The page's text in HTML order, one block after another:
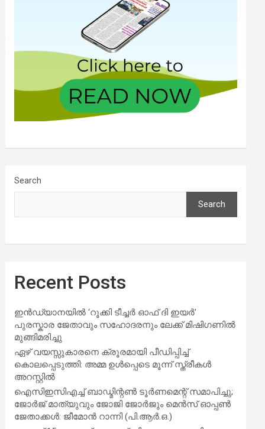
Search
Search
Recent Posts
ഇൻഡ്യാനയിൽ ‘റൂക്കി ടീച്ചർ ഓഫ് ദി ഇയർ’
പുരസ്കാര ജേതാവും സഹോദരനും ലേക്ക് മിഷിഗണിൽ
മുങ്ങിമരിച്ചു
ഏഴ് വയസ്സുകാരനെ ക്രൂരമായി പീഡിപ്പിച്ച്
കൊലപ്പെടുത്തി: അമ്മ ഉൾപ്പെടെ മൂന്ന് സ്ത്രീകൾ
അറസ്റ്റിൽ
ഐസിഇസിഎച്ച് ബാഡ്മിന്റൺ ടൂർണമെന്റ് സമാപിച്ചു;
ജോർജ് മാത്യുവും ജോജി ജോർജും മെൻസ് ഓപ്പൺ
ജേതാക്കൾ: ജീമോൻ റാന്നി (പി.ആർ.ഒ.)